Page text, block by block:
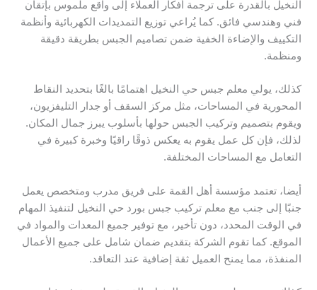
النخيل بالقدرة على ترجمة أفكار العملاء إلى واقع ملموس بإتقان
فني وهندسي فائق. كما يُراعي توزيع التمديدات الكهربائية وأنظمة
التكييف والإضاءة الخفية ضمن تصاميم الجبس بطريقة دقيقة
ومنظمة.
كذلك، يولي معلم جبس حي النخيل اهتمامًا بالغًا بتحديد النقاط
المحورية في المساحات، مثل مركز السقف أو جدار التليفزيون،
ويقوم بتصميم وتركيب الجبس حولها بأسلوب يبرز جمال المكان.
لذلك، فإن كل عمل يقوم به يعكس ذوقًا راقيًا وخبرة كبيرة في
التعامل مع المساحات المختلفة.
أيضا، تعتمد مؤسسة أهل القمة على فريق مدرب ومتخصص يعمل
جنبًا إلى جنب مع معلم تركيب جبس بورد حي النخيل لتنفيذ المهام
في الوقت المحدد، دون تأخير، مع توفير جميع المعدات والمواد في
الموقع. كما تقوم الشركة بتقديم ضمان شامل على جميع الأعمال
المنفذة، مما يمنح العميل ثقة إضافية عند التعاقد.